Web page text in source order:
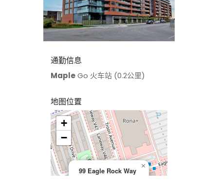
通勤信息
MapleGo 火车站 (0.2公里)
地图位置
>
99 Eagle Rock Way
×
+
−